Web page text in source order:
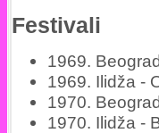
Festivali
1969.
1969. Ilidža -
1970.
1970. Ilidža -